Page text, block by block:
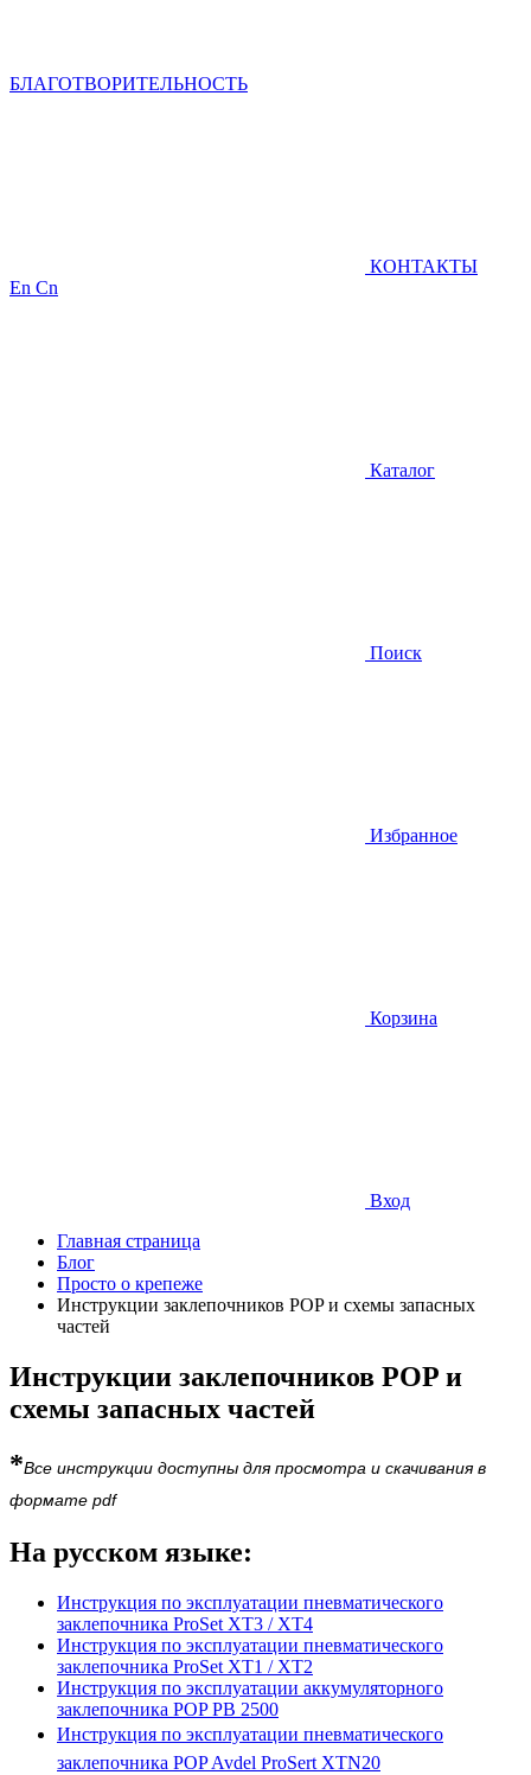
БЛАГОТВОРИТЕЛЬНОСТЬ
КОНТАКТЫ
En Cn
Каталог
Поиск
Избранное
Корзина
Вход
Главная страница
Блог
Просто о крепеже
Инструкции заклепочников POP и схемы запасных
частей
Инструкции заклепочников POP и
схемы запасных частей
*Все инструкции доступны для просмотра и скачивания в
формате pdf
На русском языке:
Инструкция по эксплуатации пневматического
заклепочника ProSet XT3 / XT4
Инструкция по эксплуатации пневматического
заклепочника ProSet XT1 / XT2
Инструкция по эксплуатации аккумуляторного
заклепочника POP PB 2500
Инструкция по эксплуатации пневматического
заклепочника POP Avdel ProSert XTN20